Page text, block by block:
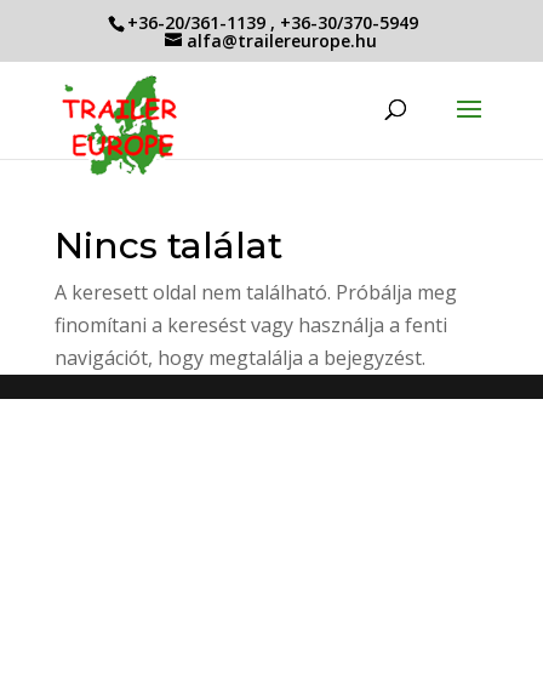
+36-20/361-1139 , +36-30/370-5949
alfa@trailereurope.hu
Nincs találat
A keresett oldal nem található. Próbálja meg
finomítani a keresést vagy használja a fenti
navigációt, hogy megtalálja a bejegyzést.